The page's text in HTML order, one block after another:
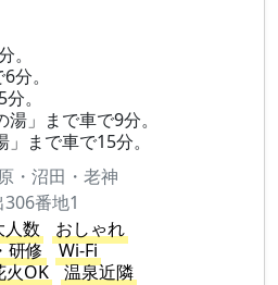
。
分。
。
湯」まで車で9分。
」まで車で15分。
・沼田・老神
番地1
人数
おしゃれ
研修
Wi-Fi
火OK
温泉近隣